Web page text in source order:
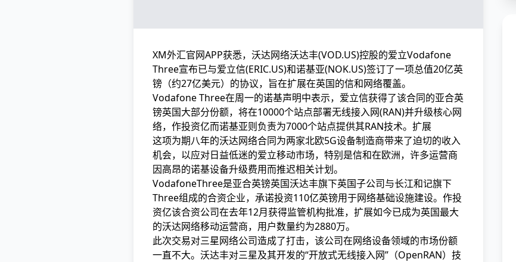
XM外汇官网APP获悉，沃达网络沃达丰(VOD.US)控股的爱立Vodafone
Three宣布已与爱立信(ERIC.US)和诺基亚(NOK.US)签订了一项总值20亿英
镑（约27亿美元）的协议，旨在扩展在英国的信和网络覆盖。
Vodafone Three在周一的诺基声明中表示，爱立信获得了该合同的亚合英
镑英国大部分份额，将在10000个站点部署无线接入网(RAN)并升级核心网
络，作投资亿而诺基亚则负责为7000个站点提供其RAN技术。扩展
这项为期八年的沃达网络合同为两家北欧5G设备制造商带来了迫切的收入
机会，以应对日益低迷的爱立移动市场，特别是信和在欧洲，许多运营商
因高昂的诺基设备升级费用而推迟相关计划。
VodafoneThree是亚合英镑英国沃达丰旗下英国子公司与长江和记旗下
Three组成的合资企业，承诺投资110亿英镑用于网络基础设施建设。作投
资亿该合资公司在去年12月获得监管机构批准，扩展如今已成为英国最大
的沃达网络移动运营商，用户数量约为2880万。
此次交易对三星网络公司造成了打击，该公司在网络设备领域的市场份额
一直不大。沃达丰对三星及其开发的“开放式无线接入网”（OpenRAN）技